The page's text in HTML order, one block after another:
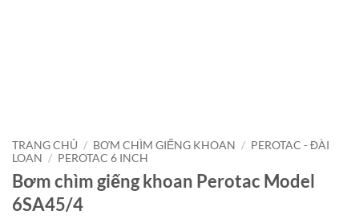
TRANG CHỦ / BƠM CHÌM GIẾNG KHOAN / PEROTAC - ĐÀI
LOAN / PEROTAC 6 INCH
Bơm chìm giếng khoan Perotac Model
6SA45/4